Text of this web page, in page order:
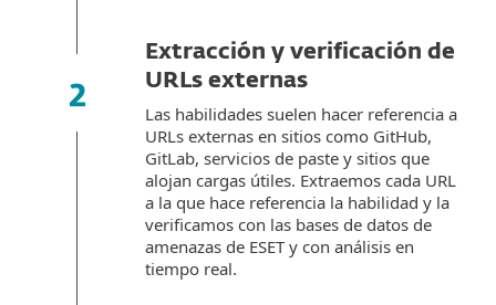
Extracción y verificación de
URLs externas
Las habilidades suelen hacer referencia a
URLs externas en sitios como GitHub,
GitLab, servicios de paste y sitios que
alojan cargas útiles. Extraemos cada URL
a la que hace referencia la habilidad y la
verificamos con las bases de datos de
amenazas de ESET y con análisis en
tiempo real.